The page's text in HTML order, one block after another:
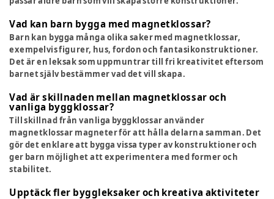
Vad kan barn bygga med magnetklossar?
Barn kan bygga många olika saker med magnetklossar,
exempelvis figurer, hus, fordon och fantasikonstruktioner.
Det är en leksak som uppmuntrar till fri kreativitet eftersom
barnet själv bestämmer vad det vill skapa.
Vad är skillnaden mellan magnetklossar och
vanliga byggklossar?
Till skillnad från vanliga byggklossar använder
magnetklossar magneter för att hålla delarna samman. Det
gör det enklare att bygga vissa typer av konstruktioner och
ger barn möjlighet att experimentera med former och
stabilitet.
Upptäck fler byggleksaker och kreativa aktiviteter